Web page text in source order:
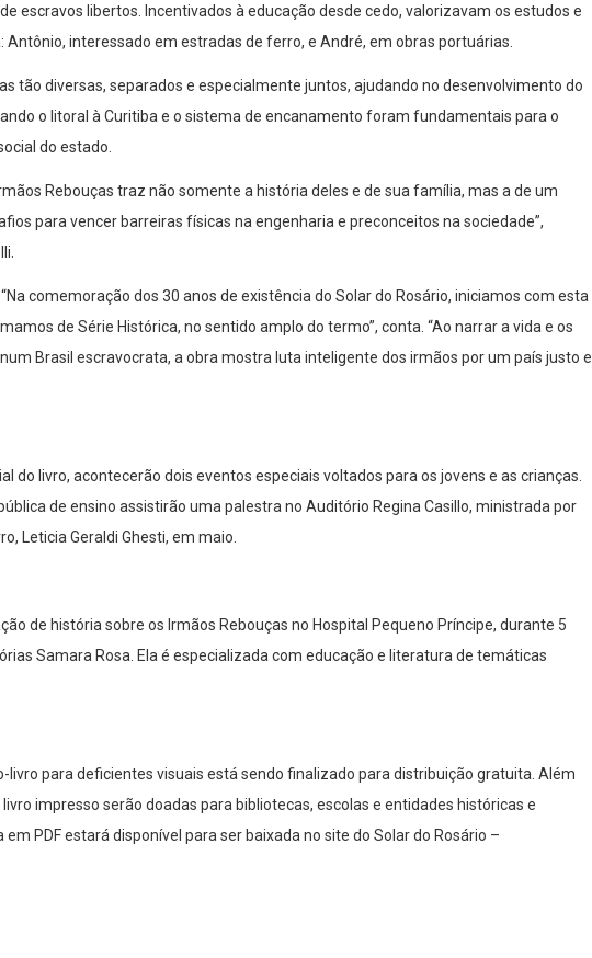
escravos libertos. Incentivados à educação desde cedo, valorizavam os estudos e
Antônio, interessado em estradas de ferro, e André, em obras portuárias.
tão diversas, separados e especialmente juntos, ajudando no desenvolvimento do
o litoral à Curitiba e o sistema de encanamento foram fundamentais para o
do estado.
Rebouças traz não somente a história deles e de sua família, mas a de um
para vencer barreiras físicas na engenharia e preconceitos na sociedade”,
comemoração dos 30 anos de existência do Solar do Rosário, iniciamos com esta
de Série Histórica, no sentido amplo do termo”, conta. “Ao narrar a vida e os
Brasil escravocrata, a obra mostra luta inteligente dos irmãos por um país justo e
do livro, acontecerão dois eventos especiais voltados para os jovens e as crianças.
de ensino assistirão uma palestra no Auditório Regina Casillo, ministrada por
Leticia Geraldi Ghesti, em maio.
de história sobre os Irmãos Rebouças no Hospital Pequeno Príncipe, durante 5
Samara Rosa. Ela é especializada com educação e literatura de temáticas
livro para deficientes visuais está sendo finalizado para distribuição gratuita. Além
impresso serão doadas para bibliotecas, escolas e entidades históricas e
PDF estará disponível para ser baixada no site do Solar do Rosário –